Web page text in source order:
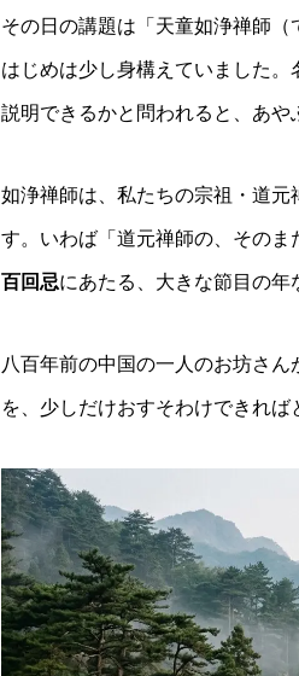
その日の講題は「天童如浄禅師（
はじめは少し身構えていました
説明できるかと問われると、あや
如浄禅師は、私たちの宗祖・道元
す。いわば「道元禅師の、そのま
百回忌にあたる、大きな節目の年
八百年前の中国の一人のお坊さ
を、少しだけおすそわけできれば